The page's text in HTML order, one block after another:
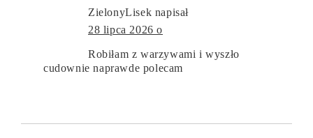
ZielonyLisek napisał
28 lipca 2026 o
Robiłam z warzywami i wyszło
cudownie naprawde polecam